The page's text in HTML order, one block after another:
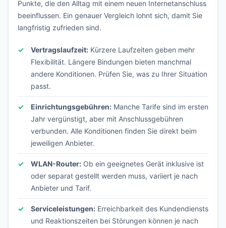
Punkte, die den Alltag mit einem neuen Internetanschluss
beeinflussen. Ein genauer Vergleich lohnt sich, damit Sie
langfristig zufrieden sind.
Vertragslaufzeit: Kürzere Laufzeiten geben mehr
Flexibilität. Längere Bindungen bieten manchmal
andere Konditionen. Prüfen Sie, was zu Ihrer Situation
passt.
Einrichtungsgebühren: Manche Tarife sind im ersten
Jahr vergünstigt, aber mit Anschlussgebühren
verbunden. Alle Konditionen finden Sie direkt beim
jeweiligen Anbieter.
WLAN-Router: Ob ein geeignetes Gerät inklusive ist
oder separat gestellt werden muss, variiert je nach
Anbieter und Tarif.
Serviceleistungen: Erreichbarkeit des Kundendiensts
und Reaktionszeiten bei Störungen können je nach